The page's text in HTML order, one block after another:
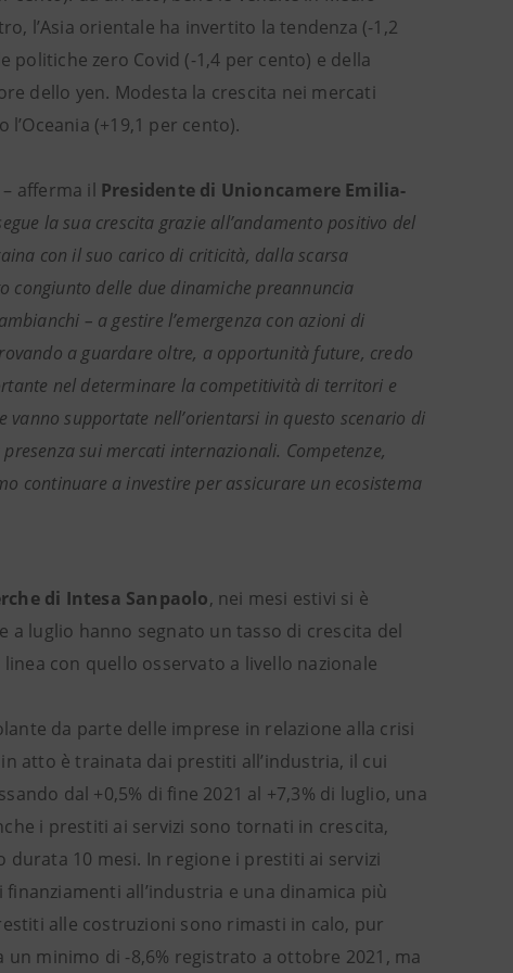
l’Asia orientale ha invertito la tendenza (-1,2
politiche zero Covid (-1,4 per cento) e della
dello yen. Modesta la crescita nei mercati
(+19,1 per cento).
– afferma il Presidente di Unioncamere Emilia-
la sua crescita grazie all’andamento positivo del
con il suo carico di criticità, dalla scarsa
delle due dinamiche preannuncia
– a gestire l’emergenza con azioni di
a guardare oltre, a opportunità future, credo
nel determinare la competitività di territori e
supportate nell’orientarsi in questo scenario di
sui mercati internazionali. Competenze,
continuare a investire per assicurare un ecosistema
di Intesa Sanpaolo, nei mesi estivi si è
luglio hanno segnato un tasso di crescita del
con quello osservato a livello nazionale
da parte delle imprese in relazione alla crisi
atto è trainata dai prestiti all’industria, il cui
dal +0,5% di fine 2021 al +7,3% di luglio, una
i prestiti ai servizi sono tornati in crescita,
durata 10 mesi. In regione i prestiti ai servizi
all’industria e una dinamica più
alle costruzioni sono rimasti in calo, pur
minimo di -8,6% registrato a ottobre 2021, ma